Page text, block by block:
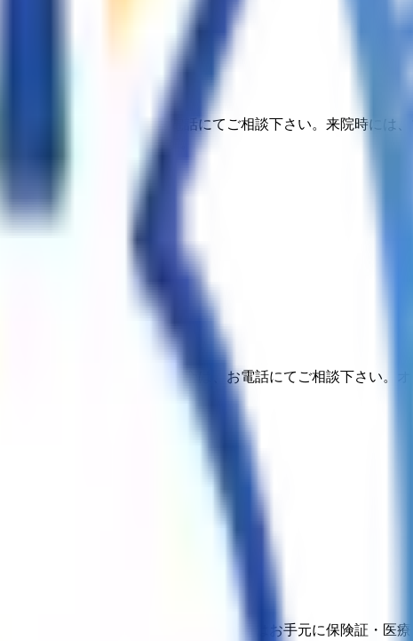
が取れない場合は、お電話にてご相談下さい。来院時には
用意をお願いいたします。
上でご予約が取れない場合は、お電話にてご相談下さい。
ります。
ご予約ください。 オンライン診療時はお手元に保険証・医